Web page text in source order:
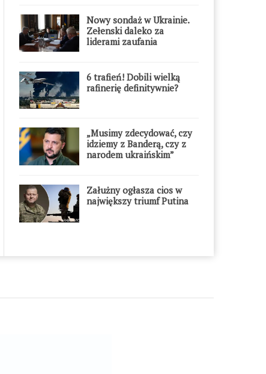
Nowy sondaż w Ukrainie.
Zełenski daleko za
liderami zaufania
6 trafień! Dobili wielką
rafinerię definitywnie?
„Musimy zdecydować, czy
idziemy z Banderą, czy z
narodem ukraińskim”
Załużny ogłasza cios w
największy triumf Putina